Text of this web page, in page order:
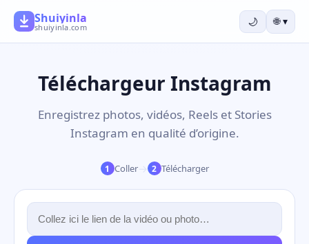
Shuiyinla
shuiyinla.com 🌙 🌐▾
Téléchargeur Instagram
Enregistrez photos, vidéos, Reels et Stories
Instagram en qualité d’origine.
1 Coller→ 2 Télécharger